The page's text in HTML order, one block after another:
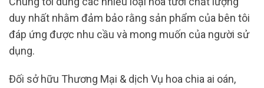
duy nhất nhằm đảm bảo rằng sản phẩm của bên tôi
đáp ứng được nhu cầu và mong muốn của người sử
dụng.
Đối sở hữu Thương Mại & dịch Vụ hoa chia ai oán,